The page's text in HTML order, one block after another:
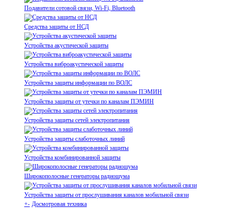
Подавители сотовой связи, Wi-Fi, Bluetooth
Средства защиты от НСД
Устройства акустической защиты
Устройства виброакустической защиты
Устройства защиты информации по ВОЛС
Устройства защиты от утечки по каналам ПЭМИН
Устройства защиты сетей электропитания
Устройства защиты слаботочных линий
Устройства комбинированной защиты
Широкополосные генераторы радиошума
Устройства защиты от прослушивания каналов мобильной связи
+- Досмотровая техника